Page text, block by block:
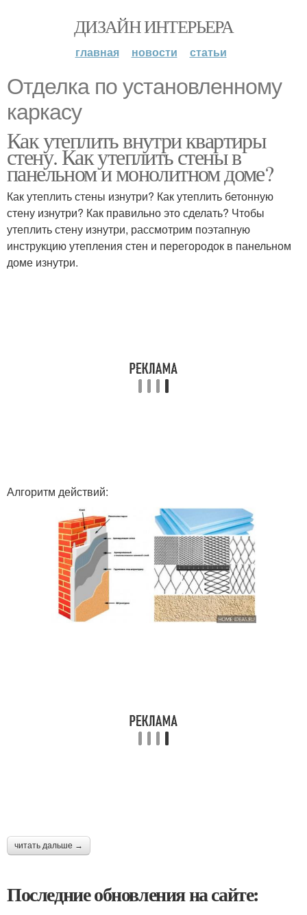
ДИЗАЙН ИНТЕРЬЕРА
главная новости статьи
Отделка по установленному
каркасу
Как утеплить внутри квартиры
стену. Как утеплить стены в
панельном и монолитном доме?
Как утеплить стены изнутри? Как утеплить бетонную
стену изнутри? Как правильно это сделать? Чтобы
утеплить стену изнутри, рассмотрим поэтапную
инструкцию утепления стен и перегородок в панельном
доме изнутри.
Алгоритм действий:
читать дальше →
Последние обновления на сайте: